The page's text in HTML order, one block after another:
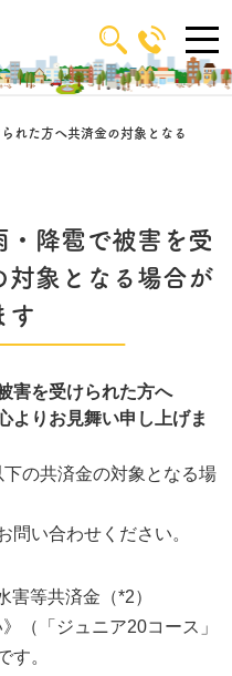
れた方へ共済金の対象となる
・降雹で被害を受
対象となる場合が
す
害を受けられた方へ
よりお見舞い申し上げま
の共済金の対象となる場
問い合わせください。
等共済金（*2）
（「ジュニア20コース」
す。